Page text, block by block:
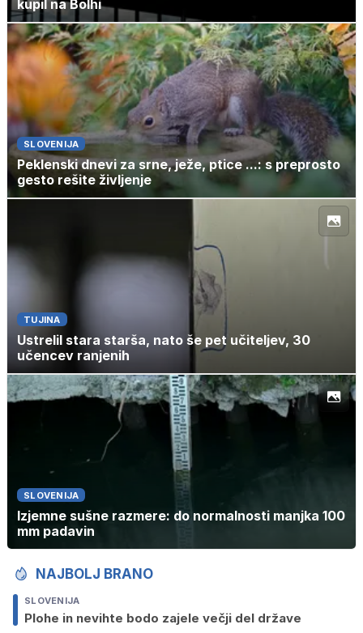
kupil na Bolhi
SLOVENIJA
Peklenski dnevi za srne, ježe, ptice ...: s preprosto
gesto rešite življenje
TUJINA
Ustrelil stara starša, nato še pet učiteljev, 30
učencev ranjenih
SLOVENIJA
Izjemne sušne razmere: do normalnosti manjka 100
mm padavin
NAJBOLJ BRANO
SLOVENIJA
Plohe in nevihte bodo zajele večji del države